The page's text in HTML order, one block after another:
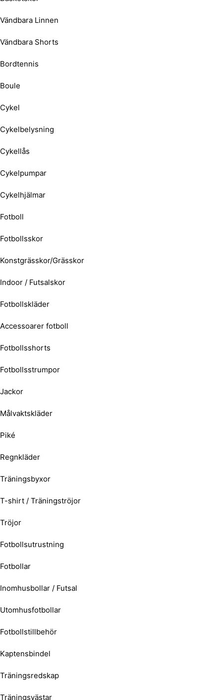
Vändbara Linnen
Vändbara Shorts
Bordtennis
Boule
Cykel
Cykelbelysning
Cykellås
Cykelpumpar
Cykelhjälmar
Fotboll
Fotbollsskor
Konstgrässkor/Grässkor
Indoor / Futsalskor
Fotbollskläder
Accessoarer fotboll
Fotbollsshorts
Fotbollsstrumpor
Jackor
Målvaktskläder
Piké
Regnkläder
Träningsbyxor
T-shirt / Träningströjor
Tröjor
Fotbollsutrustning
Fotbollar
Inomhusbollar / Futsal
Utomhusfotbollar
Fotbollstillbehör
Kaptensbindel
Träningsredskap
Träningsvästar